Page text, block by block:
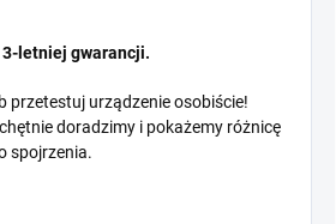
letniej gwarancji.
przetestuj urządzenie osobiście!
doradzimy i pokażemy różnicę
spojrzenia.